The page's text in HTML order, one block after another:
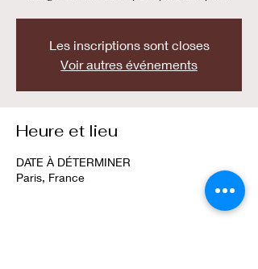
Les inscriptions sont closes
Voir autres événements
Heure et lieu
DATE À DÉTERMINER
Paris, France